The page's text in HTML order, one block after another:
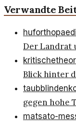
Verwandte
Der Landrat
Blick hinter
gegen hohe
matsato-